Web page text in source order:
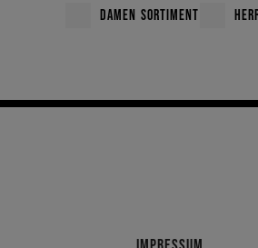
DAMEN SORTIMENT